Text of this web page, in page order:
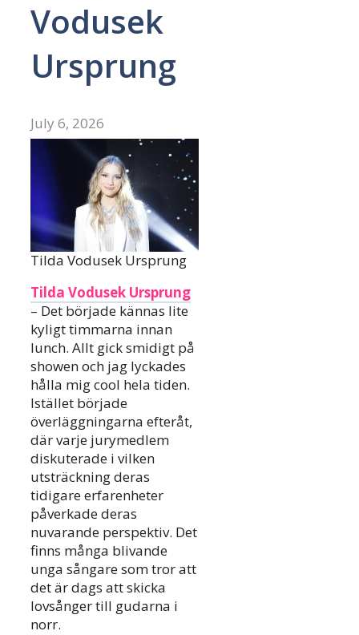
Vodusek
Ursprung
July 6, 2026
Tilda Vodusek Ursprung
Tilda Vodusek Ursprung
– Det började kännas lite
kyligt timmarna innan
lunch. Allt gick smidigt på
showen och jag lyckades
hålla mig cool hela tiden.
Istället började
överläggningarna efteråt,
där varje jurymedlem
diskuterade i vilken
utsträckning deras
tidigare erfarenheter
påverkade deras
nuvarande perspektiv. Det
finns många blivande
unga sångare som tror att
det är dags att skicka
lovsånger till gudarna i
norr.